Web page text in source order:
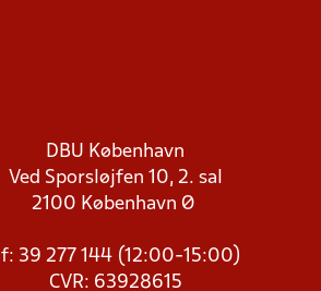
DBU København
Ved Sporsløjfen 10, 2. sal
2100 København Ø
39 277 144 (12:00-15:00)
CVR: 63928615